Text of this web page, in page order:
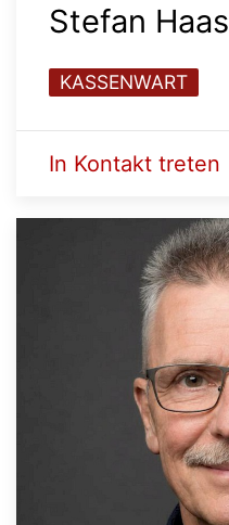
Stefan Haas
KASSENWART
In Kontakt treten